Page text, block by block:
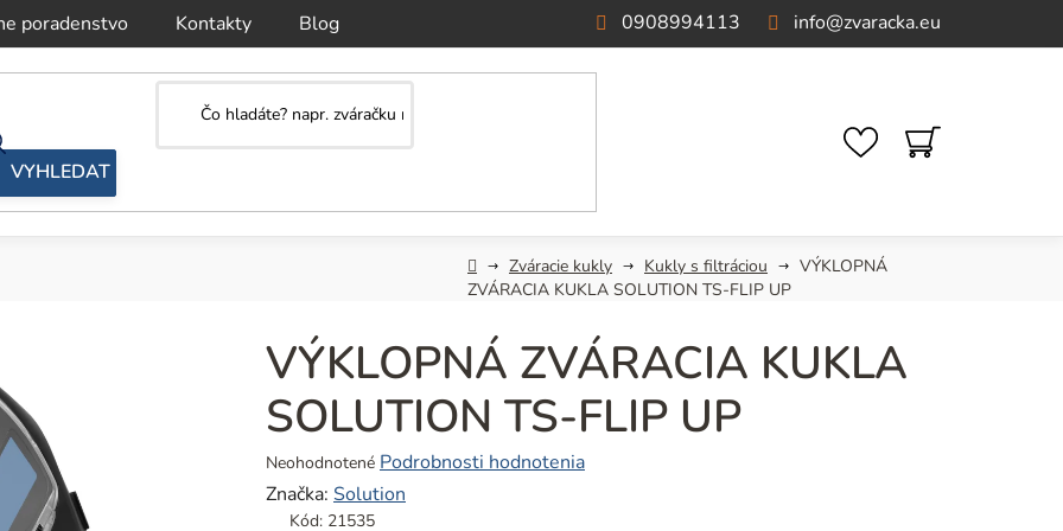
poradenstvo Kontakty Blog info@zvaracka.eu
0908994113
NÁKUPNÝ
KOŠÍK
DomovZváracie kukly Kukly s filtráciou
VÝKLOPNÁ
ZVÁRACIA KUKLA SOLUTION TS-FLIP UP
VÝKLOPNÁ ZVÁRACIA KUKLA
SOLUTION TS-FLIP UP
Priemerné
hodnotenie
produktu
Neohodnotené Podrobnosti hodnotenia
Značka: Solution
Kód: 21535